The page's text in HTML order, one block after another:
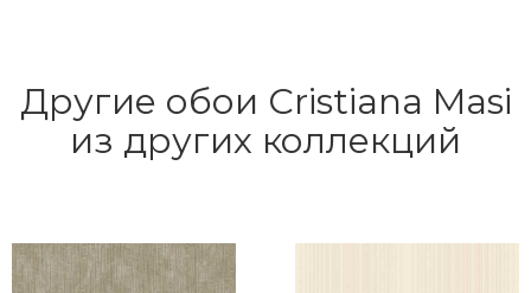
Другие обои Cristiana Masi
из других коллекций